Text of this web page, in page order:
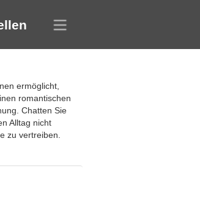
ermöglicht,
romantischen
Chatten Sie
Alltag nicht
zu vertreiben.